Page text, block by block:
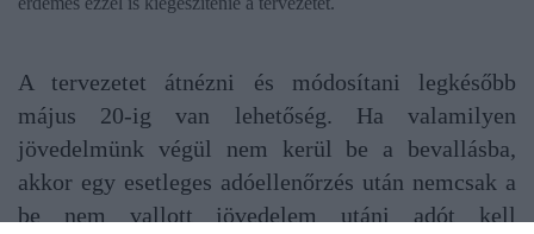
A tervezetet átnézni és módosítani legkésőbb
május 20-ig van lehetőség. Ha valamilyen
jövedelmünk végül nem kerül be a bevallásba,
akkor egy esetleges adóellenőrzés után nemcsak a
be nem vallott jövedelem utáni adót kell